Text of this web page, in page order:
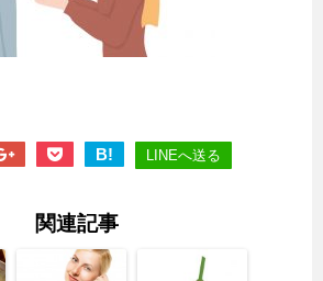
B! LINEへ送る
関連記事